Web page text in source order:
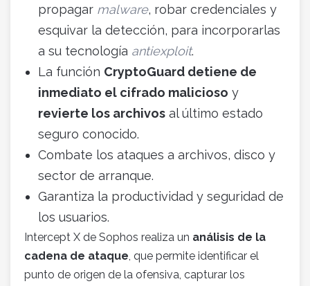
propagar malware, robar credenciales y
esquivar la detección, para incorporarlas
a su tecnología antiexploit.
La función CryptoGuard detiene de
inmediato el cifrado malicioso y
revierte los archivos al último estado
seguro conocido.
Combate los ataques a archivos, disco y
sector de arranque.
Garantiza la productividad y seguridad de
los usuarios.
Intercept X de Sophos realiza un análisis de la
cadena de ataque, que permite identificar el
punto de origen de la ofensiva, capturar los